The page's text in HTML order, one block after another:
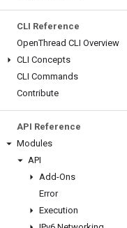
CLI Reference
OpenThread CLI Overview
CLI Concepts
CLI Commands
Contribute
API Reference
Modules
API
Add-Ons
Error
Execution